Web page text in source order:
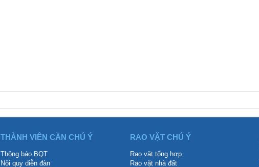
THÀNH VIÊN CẦN CHÚ Ý
Thông báo BQT
Nội quy diễn đàn
RAO VẶT CHÚ Ý
Rao vặt tổng hợp
Rao vặt nhà đất